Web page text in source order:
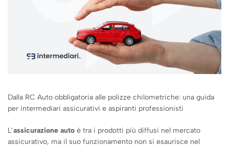
Dalla RC Auto obbligatoria alle polizze chilometriche: una guida
per intermediari assicurativi e aspiranti professionisti
L’assicurazione auto è tra i prodotti più diffusi nel mercato
assicurativo, ma il suo funzionamento non si esaurisce nel